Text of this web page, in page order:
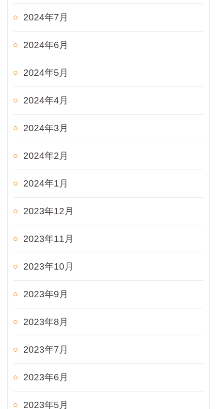
2024年7月
2024年6月
2024年5月
2024年4月
2024年3月
2024年2月
2024年1月
2023年12月
2023年11月
2023年10月
2023年9月
2023年8月
2023年7月
2023年6月
2023年5月